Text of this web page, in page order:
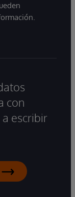
con
a escribir